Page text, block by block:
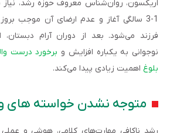
اریکسون، روان‌شناس معروف حوزه رشد،
1-3 سالگی آغاز و عدم ارضای آن موجب
فرزند می‌شود. بعد از دوران آرام دبستان،
نوجوانی به یکباره افزایش و برخورد درست
بلوغ اهمیت زیادی پیدا می‌کند.
متوجه نشدن خواسته های
رشد ناکافی مهارت‌های کلامی، هوشی و